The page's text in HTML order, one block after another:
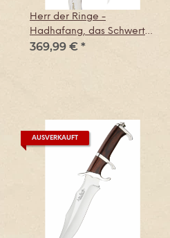
Herr der Ringe -
Hadhafang, das Schwert
von Arwen
369,99 € *
AUSVERKAUFT